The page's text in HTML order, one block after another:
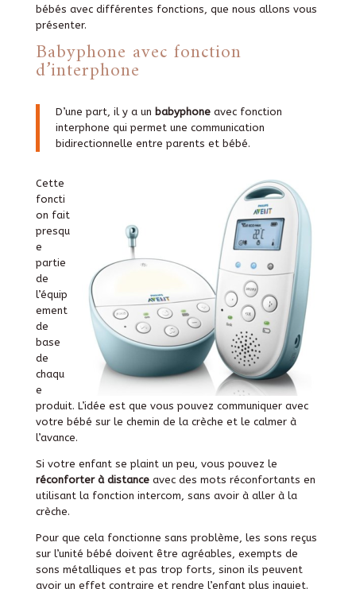
bébés avec différentes fonctions, que nous allons vous
présenter.
Babyphone avec fonction
d’interphone
D’une part, il y a un babyphoneavec fonction
interphone qui permet une communication
bidirectionnelle entre parents et bébé.
Cette
foncti
on fait
presqu
e
partie
de
l’équip
ement
de
base
de
chaqu
e
produit. L’idée est que vous pouvez communiquer avec
votre bébé sur le chemin de la crèche et le calmer à
l’avance.
Si votre enfant se plaint un peu, vous pouvez le
réconforter à distanceavec des mots réconfortants en
utilisant la fonction intercom, sans avoir à aller à la
crèche.
Pour que cela fonctionne sans problème, les sons reçus
sur l’unité bébé doivent être agréables, exempts de
sons métalliques et pas trop forts, sinon ils peuvent
avoir un effet contraire et rendre l’enfant plus inquiet.